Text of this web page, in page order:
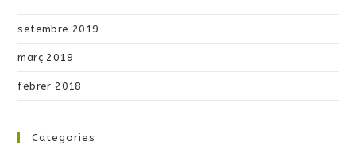
setembre 2019
març 2019
febrer 2018
Categories